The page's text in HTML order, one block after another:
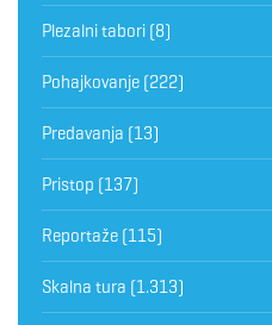
Plezalni tabori (8)
Pohajkovanje (222)
Predavanja (13)
Pristop (137)
Reportaže (115)
Skalna tura (1.313)